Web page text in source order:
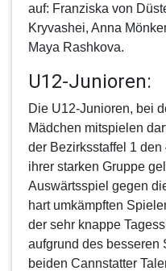
auf: Franziska von
Kryvashei, Anna
Maya Rashkova.
U12-Junioren:
Die U12-Junioren, bei
Mädchen mitspielen
der Bezirksstaffel 1
ihrer starken Gruppe
Auswärtsspiel gegen
hart umkämpften
der sehr knappe
aufgrund des besseren
beiden Cannstatter